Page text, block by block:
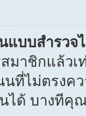
แบบสำรวจ
มาชิกแล้ว
นที่ไม่ตรงค
ได้ บางทีคุ